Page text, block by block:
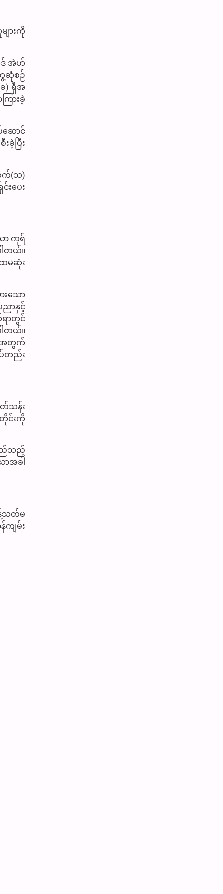
ားကို
ဒ် အဲဟ်
ဆုံစဉ်
) ရှီအ
ားခဲ့
ဆောင်
ခဲ့ပြီး
က်(သ)
းပေး
ာ ကုရ်
တယ်။
မဆုံး
သော
ာနှင့်
ာတွင်
ါတယ်။
အတွက်
တည်း
တ်သန်း
တိုင်းကို
ည်သည့်
အခါ
သတ်မ
ကျမ်း